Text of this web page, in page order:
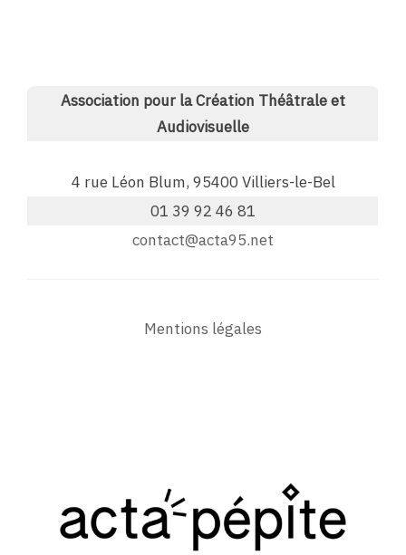
Association pour la Création Théâtrale et
Audiovisuelle
4 rue Léon Blum, 95400 Villiers-le-Bel
01 39 92 46 81
contact@acta95.net
Mentions légales